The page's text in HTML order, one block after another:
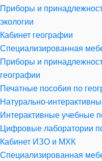
Приборы и
экологии
Кабинет географии
Специализированная
Приборы и
географии
Печатные пособия по
Натурально-
Интерактивные учебные
Цифровые лаборатории
Кабинет ИЗО и МХК
Специализированная